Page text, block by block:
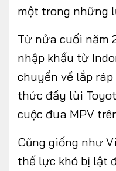
một trong những
Từ nửa cuối năm
nhập khẩu từ
chuyển về lắp
thức đầy lùi
cuộc đua MPV
Cũng giống như
thế lực khó bị lật